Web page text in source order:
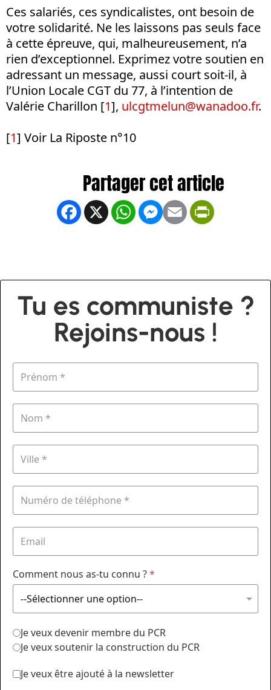
Ces salariés, ces syndicalistes, ont besoin de
votre solidarité. Ne les laissons pas seuls face
à cette épreuve, qui, malheureusement, n’a
rien d’exceptionnel. Exprimez votre soutien en
adressant un message, aussi court soit-il, à
l’Union Locale CGT du 77, à l’intention de
Valérie Charillon [1], ulcgtmelun@wanadoo.fr.
[1] Voir La Riposte n°10
Facebook
X WhatsApp
Messenger
Email
Tu es communiste ?
Rejoins-nous !
Comment nous as-tu connu ?*
Je veux devenir membre du PCR
Je veux soutenir la construction du PCR
Je veux être ajouté à la newsletter